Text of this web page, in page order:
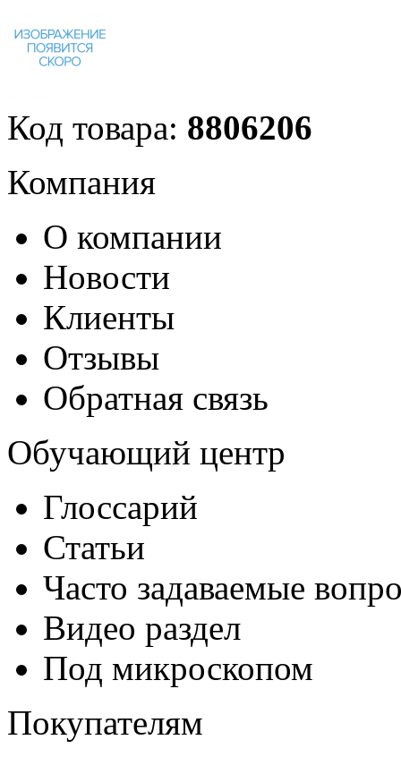
Код товара: 8806206
Компания
О компании
Новости
Клиенты
Отзывы
Обратная связь
Обучающий центр
Глоссарий
Статьи
Часто задаваемые
Видео раздел
Под микроскопом
Покупателям